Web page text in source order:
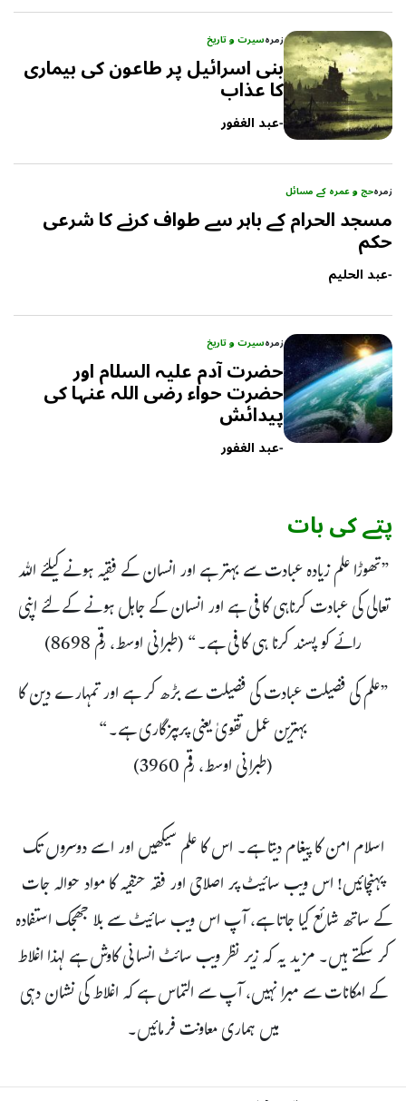
زمرہسیرت و تاریخ
بنی اسرائیل پر طاعون کی بیماری
کا عذاب
-عبد الغفور
زمرہحج و عمرہ کے مسائل
مسجد الحرام کے باہر سے طواف کرنے کا شرعی
حکم
-عبد الحلیم
زمرہسیرت و تاریخ
حضرت آدم علیہ السلام اور
حضرت حواء رضی اللہ عنہا کی
پیدائش
-عبد الغفور
پتے کی بات
”تھوڑا علم زیادہ عبادت سے بہتر ہے اور انسان کے فقیہ ہونے کیلئے اللہ
تعالی کی عبادت کرناہی کافی ہے اور انسان کے جاہل ہونے کے لئے اپنی
رائے کو پسند کرنا ہی کافی ہے۔“ (طبرانی اوسط، رقم 8698)
”علم کی فضیلت عبادت کی فضیلت سے بڑھ کر ہے اور تمہارے دین کا
بہترین عمل تقویٰ یعنی پرہیزگاری ہے۔“
(طبرانی اوسط، رقم 3960)
اسلام امن کا پیغام دیتا ہے۔ اس کا علم سیکھیں اور اسے دوسروں تک
پہنچائیں! اس ویب سائیٹ پر اصلاحی اور فقہ حنفیہ کا مواد حوالہ جات
کے ساتھ شائع کیا جاتا ہے، آپ اس ویب سائیٹ سے بلا جھجک استفادہ
کر سکتے ہیں۔ مزید یہ کہ زیر نظر ویب سائٹ انسانی کاوش ہے لہذا اغلاط
کے امکانات سے مبرا نہیں، آپ سے التماس ہے کہ اغلاط کی نشان دہی
میں ہماری معاونت فرمائیں۔